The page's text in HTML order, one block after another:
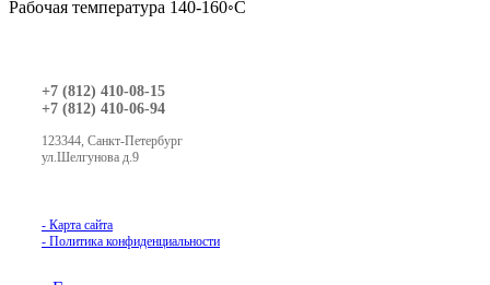
Рабочая температура 140-160◦С
+7 (812) 410-08-15
+7 (812) 410-06-94
123344, Санкт-Петербург
ул.Шелгунова д.9
- Карта сайта
- Политика конфиденциальности